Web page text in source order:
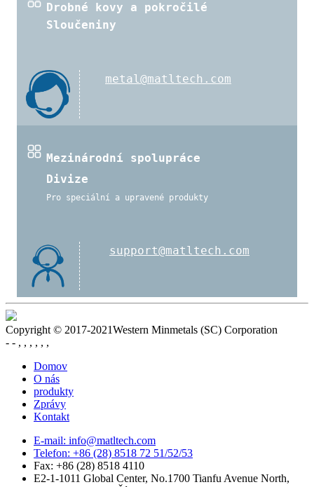
Drobné kovy a pokročilé
Sloučeniny
metal@matltech.com
Mezinárodní spolupráce
Divize
Pro speciální a upravené produkty
support@matltech.com
Copyright © 2017-2021Western Minmetals (SC) Corporation
- - , , , , , ,
Domov
O nás
produkty
Zprávy
Kontakt
E-mail: info@matltech.com
Telefon: +86 (28) 8518 72 51/52/53
Fax: +86 (28) 8518 4110
E2-1-1011 Global Center, No.1700 Tianfu Avenue North,